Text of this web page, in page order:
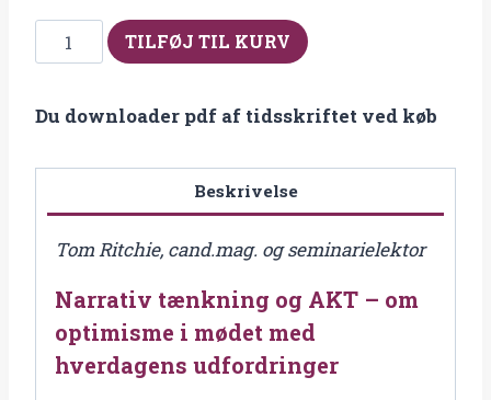
2011-
Narrativ
AKT
optimisme
mødet
TILFØJ TIL KURV
Du downloader pdf af tidsskriftet ved køb
Beskrivelse
Tom Ritchie, cand.mag. og seminarielektor
Narrativ tænkning og AKT – om
optimisme i mødet med
hverdagens udfordringer